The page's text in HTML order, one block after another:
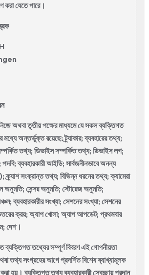
করা যেতে পারে।
অথবা তৃতীয় পক্ষের মাধ্যমে যে সকল ব্যক্তিগত
অন্তর্ভুক্ত রয়েছে: ট্র্যাকার; ব্যবহারের তথ্য;
তথ্য; ডিভাইস সম্পর্কিত তথ্য; ডিভাইস লগ;
ব্যবহারকারী আইডি; সার্বজনীনভাবে অনন্য
সংক্রান্ত তথ্য; বিভিন্ন ধরনের তথ্য; ক্যামেরা
সেন্সর অনুমতি; স্টোরেজ অনুমতি;
ব্যবহারকারীর সংখ্যা; সেশনের সংখ্যা; সেশনের
ক্রয়; অ্যাপ খোলা; অ্যাপ আপডেট; প্রথমবার
দেশ।
ব্যক্তিগত তথ্যের সম্পূর্ণ বিবরণ এই গোপনীয়তা
তথ্য সংগ্রহের আগে প্রদর্শিত বিশেষ ব্যাখ্যামূলক
করা হয়। ব্যক্তিগত তথ্য ব্যবহারকারী স্বেচ্ছায় প্রদান